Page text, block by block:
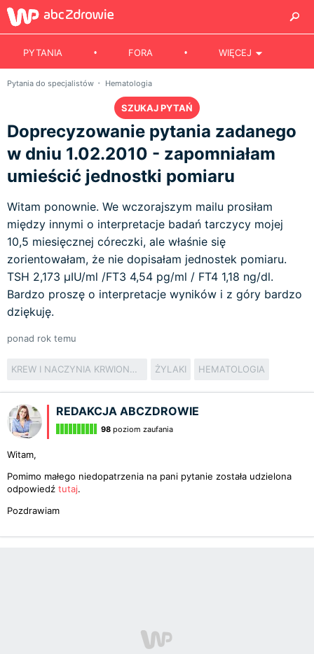
PYTANIA FORA WIĘCEJ
Pytania do specjalistów Hematologia
SZUKAJ PYTAŃ
Doprecyzowanie pytania zadanego
w dniu 1.02.2010 - zapomniałam
umieścić jednostki pomiaru
Witam ponownie. We wczorajszym mailu prosiłam
między innymi o interpretacje badań tarczycy mojej
10,5 miesięcznej córeczki, ale właśnie się
zorientowałam, że nie dopisałam jednostek pomiaru.
TSH 2,173 µIU/ml /FT3 4,54 pg/ml / FT4 1,18 ng/dl.
Bardzo proszę o interpretacje wyników i z góry bardzo
dziękuję.
ponad rok temu
KREW I NACZYNIA KRWIONOŚNE ŻYLAKI HEMATOLOGIA
REDAKCJA ABCZDROWIE
98 poziom zaufania
Witam,
Pomimo małego niedopatrzenia na pani pytanie została udzielona
odpowiedź tutaj.
Pozdrawiam